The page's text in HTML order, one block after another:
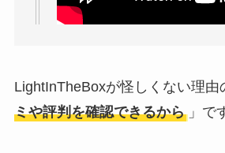
LightInTheBoxが怪しくない理由
ミや評判を確認できるから 」で